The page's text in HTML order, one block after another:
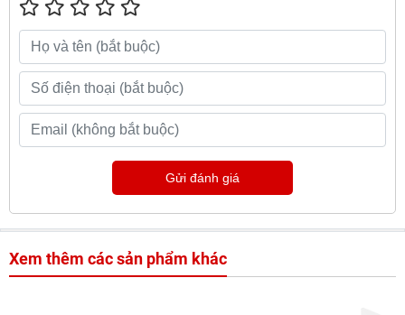
Gửi đánh giá
Xem thêm các sản phẩm khác